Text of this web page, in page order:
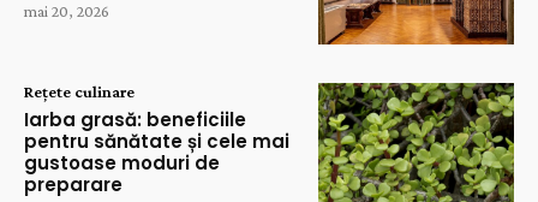
mai 20, 2026
Rețete culinare
Iarba grasă: beneficiile
pentru sănătate și cele mai
gustoase moduri de
preparare